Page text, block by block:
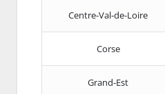
Centre-Val-de-Loire
Corse
Grand-Est